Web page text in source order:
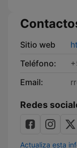
Sitio web
Teléfono:
Email:
Redes
Actualiza esta